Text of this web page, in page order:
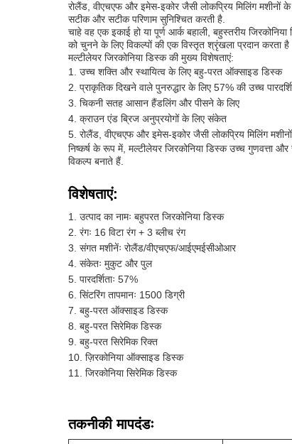
रोलैंड, वीएचएफ और इमेस-इकोर जैसी लोकप्रिय मिलिंग
सटीक और सटीक परिणाम सुनिश्चित करती है.
चाहे वह एक इकाई हो या पूर्ण आर्क बहाली, बहुस्तरीय
को चुनने के लिए विकल्पों की एक विस्तृत श्रृंखला प्रदान करता
मल्टीलेयर जिरकोनिया डिस्क की मुख्य विशेषताएं:
उच्च शक्ति और स्थायित्व के लिए बहु-परत ऑक्साइड डिस्क
प्राकृतिक दिखने वाले पुनरुद्धार के लिए 57% की उच्च
चिकनी सतह आसान हैंडलिंग और पीसने के लिए
क्राउन एंड ब्रिज अनुप्रयोगों के लिए संकेत
रोलैंड, वीएचएफ और इमेस-इकोर जैसी लोकप्रिय मिलिंग
निष्कर्ष के रूप में, मल्टीलेयर जिरकोनिया डिस्क उच्च गुणवत्ता
विकल्प बनाते हैं.
विशेषताएं:
उत्पाद का नामः बहुपरत जिरकोनिया डिस्क
रंगः 16 विटा रंग + 3 ब्लीच रंग
संगत मशीनेंः रोलैंड/वीएचएफ/आईएमईसीओआर
संकेतः मुकुट और पुल
पारदर्शिताः 57%
सिंटरिंग तापमानः 1500 डिग्री
बहु-परत ऑक्साइड डिस्क
बहु-परत सिरेमिक डिस्क
बहु-परत सिरेमिक रिक्त
ज़िरकोनिया ऑक्साइड डिस्क
जिरकोनिया सिरेमिक डिस्क
तकनीकी मापदंडः